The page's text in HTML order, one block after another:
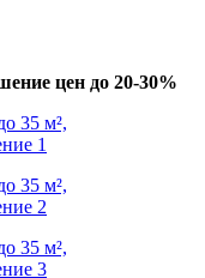
цен до 20-30%